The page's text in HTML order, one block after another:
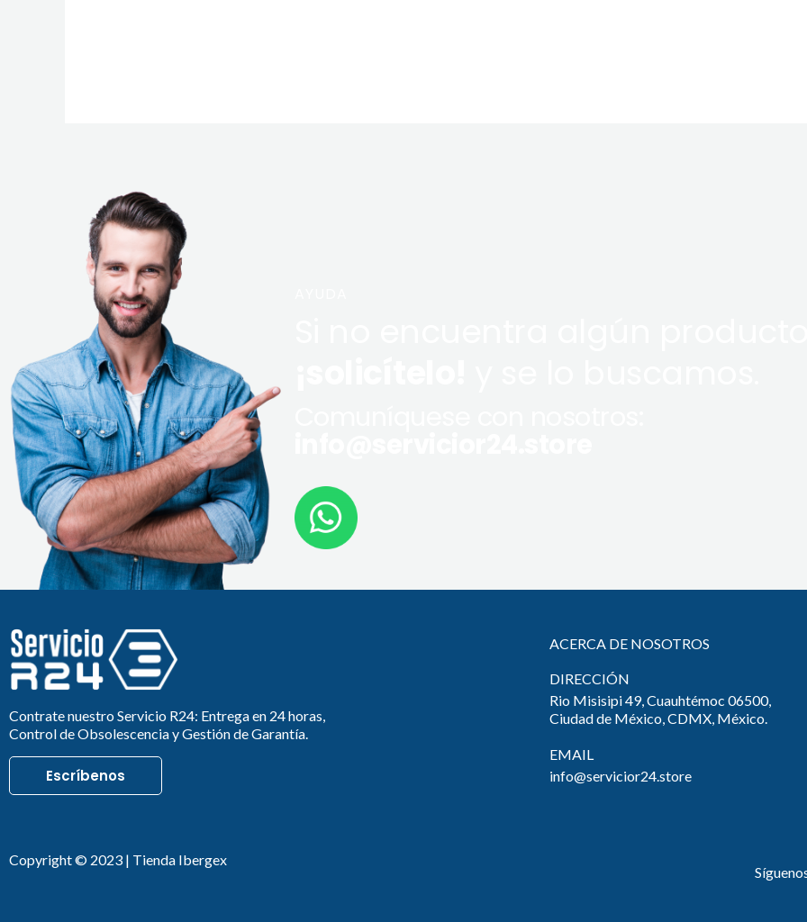
Contrate nuestro Servicio R24: Entrega en 24 horas,
Control de Obsolescencia y Gestión de Garantía.
Escríbenos
ACERCA DE NOSOTROS
DIRECCIÓN
Rio Misisipi 49, Cuauhtémoc 06500,
Ciudad de México, CDMX, México.
EMAIL
info@servicior24.store
Copyright © 2023 | Tienda Ibergex